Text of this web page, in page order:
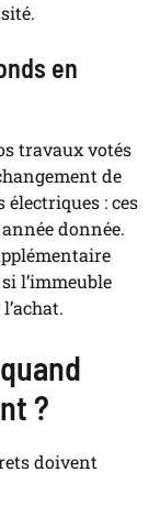
en
travaux votés
de
: ces
donnée.
l’immeuble
?
doivent